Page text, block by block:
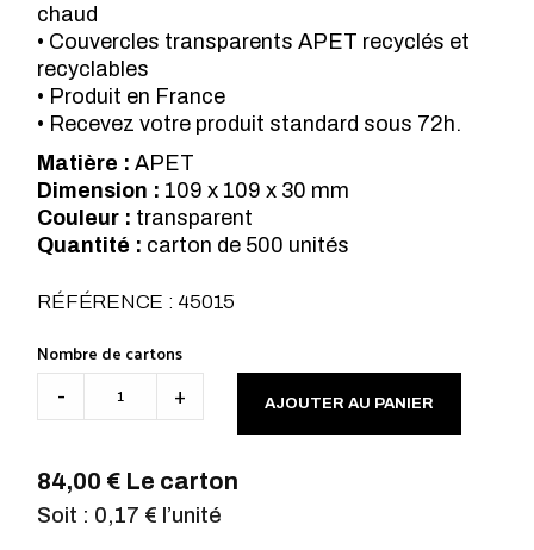
chaud
• Couvercles transparents APET recyclés et
recyclables
• Produit en France
• Recevez votre produit standard sous 72h.
Matière : APET
Dimension : 109 x 109 x 30 mm
Couleur : transparent
Quantité : carton de 500 unités
RÉFÉRENCE : 45015
Couvercle MUNIA T2 / T3 quantité
- +
Nombre de cartons
AJOUTER AU PANIER
84,00 € Le carton
Soit : 0,17 € l’unité